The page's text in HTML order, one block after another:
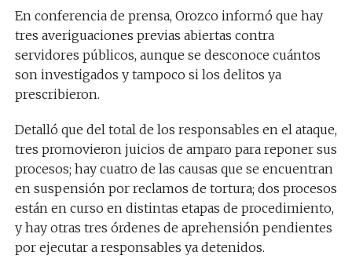
En conferencia de prensa, Orozco informó que hay
tres averiguaciones previas abiertas contra
servidores públicos, aunque se desconoce cuántos
son investigados y tampoco si los delitos ya
prescribieron.
Detalló que del total de los responsables en el ataque,
tres promovieron juicios de amparo para reponer sus
procesos; hay cuatro de las causas que se encuentran
en suspensión por reclamos de tortura; dos procesos
están en curso en distintas etapas de procedimiento,
y hay otras tres órdenes de aprehensión pendientes
por ejecutar a responsables ya detenidos.